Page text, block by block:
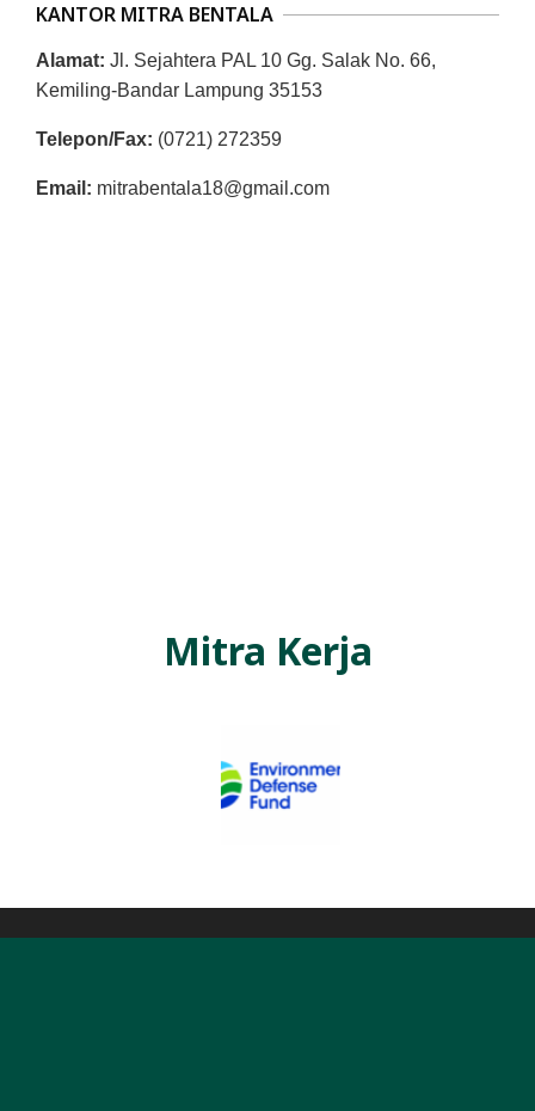
KANTOR MITRA BENTALA
Alamat: Jl. Sejahtera PAL 10 Gg. Salak No. 66,
Kemiling-Bandar Lampung 35153
Telepon/Fax: (0721) 272359
Email: mitrabentala18@gmail.com
Mitra Kerja